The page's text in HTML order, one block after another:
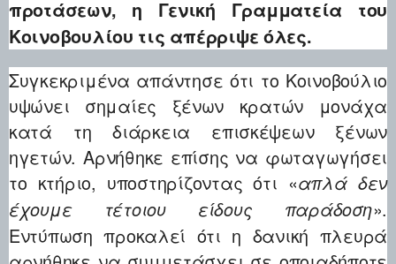
προτάσεων, η Γενική Γραμματεία του
Κοινοβουλίου τις απέρριψε όλες.
Συγκεκριμένα απάντησε ότι το Κοινοβούλιο
υψώνει σημαίες ξένων κρατών μονάχα
κατά τη διάρκεια επισκέψεων ξένων
ηγετών. Αρνήθηκε επίσης να φωταγωγήσει
το κτήριο, υποστηρίζοντας ότι «απλά δεν
έχουμε τέτοιου είδους παράδοση».
Εντύπωση προκαλεί ότι η δανική πλευρά